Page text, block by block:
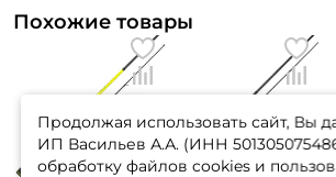
Похожие товары
Продолжая использовать сайт, Вы
ИП Васильев А.А. (ИНН
обработку файлов cookies и